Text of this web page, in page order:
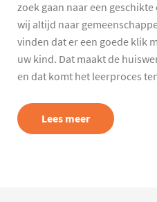
zoek gaan naar een
wij altijd naar
vinden dat er een goede klik
uw kind. Dat maakt de
en dat komt het leerproces
Lees meer